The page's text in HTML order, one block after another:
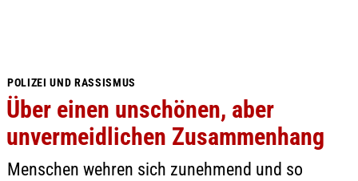
POLIZEI UND RASSISMUS
Über einen unschönen, aber
unvermeidlichen Zusammenhang
Menschen wehren sich zunehmend und so